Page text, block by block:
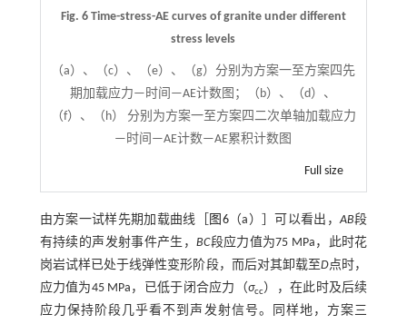
Fig. 6 Time-stress-AE curves of granite under different
stress levels
（a）、（c）、（e）、（g）分别为方案一至方案四先
期加载应力—时间—AE计数图；（b）、（d）、
（f）、（h） 分别为方案一至方案四二次单轴加载应力
—时间—AE计数—AE累积计数图
Full size
由方案一试样先期加载曲线［ 图6（a）］可以看出，AB段
有持续的声发射事件产生，BC段应力值为75 MPa，此时花
岗岩试样已处于线弹性变形阶段，而后对其卸载至D点时，
应力值为45 MPa，已低于闭合应力（σcc），在此时及后续
应力保持阶段几乎看不到声发射信号。同样地，方案三